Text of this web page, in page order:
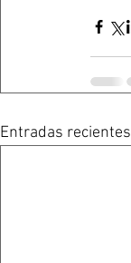
Entradas recientes